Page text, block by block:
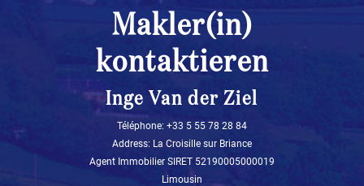
Makler(in)
kontaktieren
Inge Van der Ziel
Téléphone: ‭+33 5 55 78 28 84‬
Address: La Croisille sur Briance
Agent Immobilier SIRET 52190005000019
Limousin